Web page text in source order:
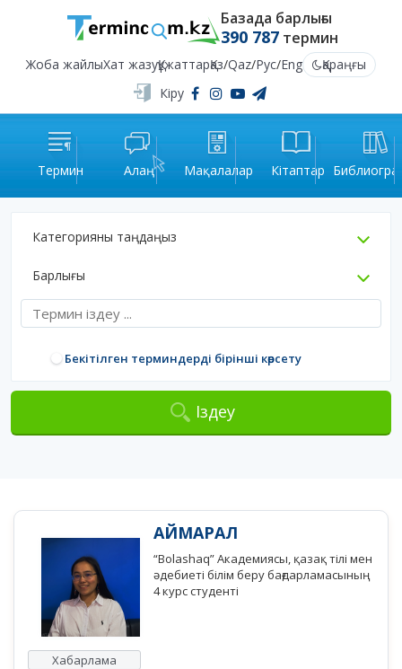
Базада барлығы
390 787термин
Жоба жайлыХат жазуҚұжаттарҚаз/Qaz/Рус/Eng
Қараңғы
Кіру
Термин Алаң Мақалалар Кітаптар
Категорияны таңдаңыз
Барлығы
Бекітілген терминдерді бірінші көрсету
Іздеу
Хабарлама
АЙМАРАЛ
“Bolashaq” Академиясы, қазақ тілі мен
әдебиеті білім беру бағдарламасының
4 курс студенті